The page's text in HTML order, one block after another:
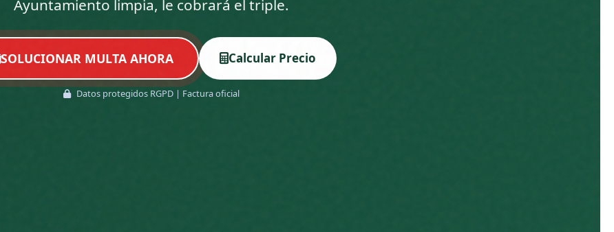
Ayuntamiento limpia, le cobrará el triple.
SOLUCIONAR MULTA AHORA Calcular Precio
Datos protegidos RGPD | Factura oficial